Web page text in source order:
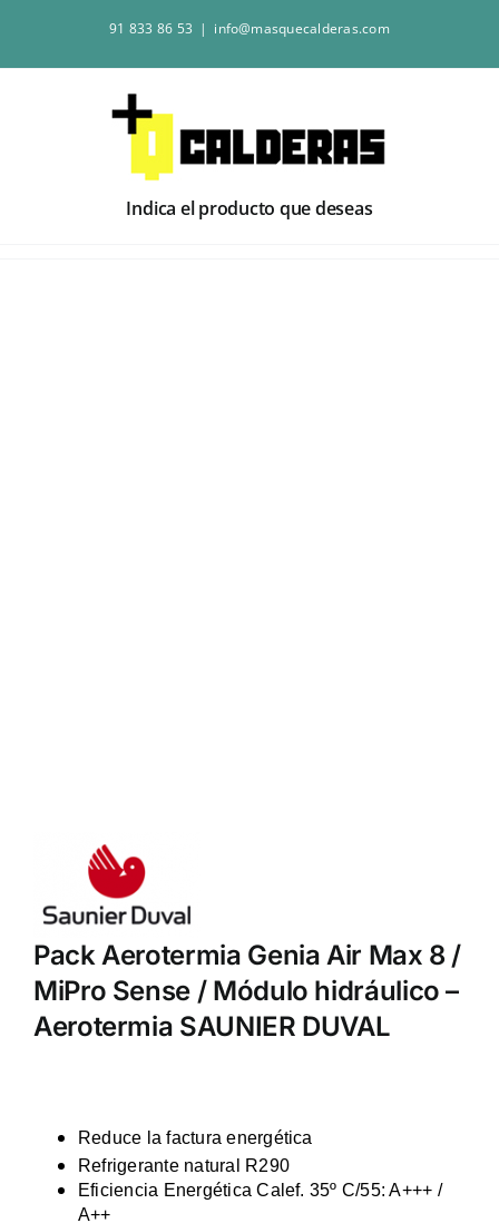
contenido
91 833 86 53 | info@masquecalderas.com
Indica el producto que deseas
Pack Aerotermia Genia Air Max 8 /
MiPro Sense / Módulo hidráulico –
Aerotermia SAUNIER DUVAL
Reduce la factura energética
Refrigerante natural R290
Eficiencia Energética Calef. 35º C/55: A+++ /
A++